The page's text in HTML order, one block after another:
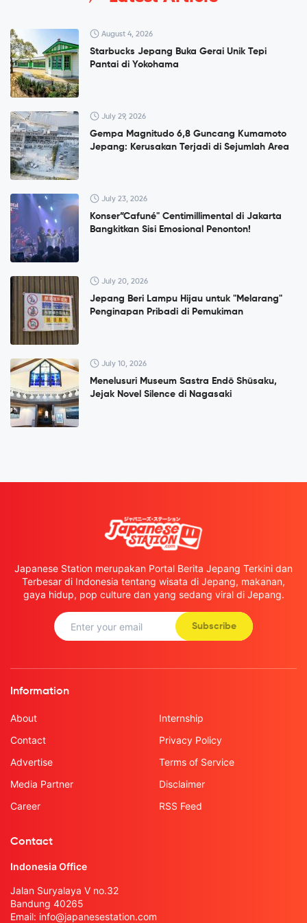
August 4, 2026
Starbucks Jepang Buka Gerai Unik Tepi
Pantai di Yokohama
July 29, 2026
Gempa Magnitudo 6,8 Guncang Kumamoto
Jepang: Kerusakan Terjadi di Sejumlah Area
July 23, 2026
Konser”Cafuné" Centimillimental di Jakarta
Bangkitkan Sisi Emosional Penonton!
July 20, 2026
Jepang Beri Lampu Hijau untuk "Melarang"
Penginapan Pribadi di Pemukiman
July 10, 2026
Menelusuri Museum Sastra Endō Shūsaku,
Jejak Novel Silence di Nagasaki
Japanese Station merupakan Portal Berita Jepang Terkini dan
Terbesar di Indonesia tentang wisata di Jepang, makanan,
gaya hidup, pop culture dan yang sedang viral di Jepang.
Subscribe
Information
About
Contact
Advertise
Media Partner
Career
Internship
Privacy Policy
Terms of Service
Disclaimer
RSS Feed
Contact
Indonesia Office
Jalan Suryalaya V no.32
Bandung 40265
Email: info@japanesestation.com